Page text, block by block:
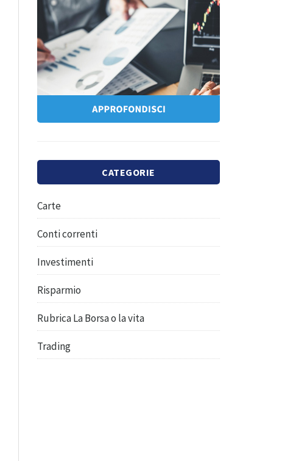
CATEGORIE
Carte
Conti correnti
Investimenti
Risparmio
Rubrica La Borsa o la vita
Trading